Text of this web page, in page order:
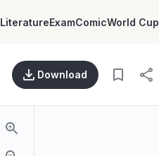
LiteratureExamComicWorld Cup
Download